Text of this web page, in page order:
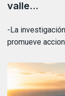
valle…
-La
promueve